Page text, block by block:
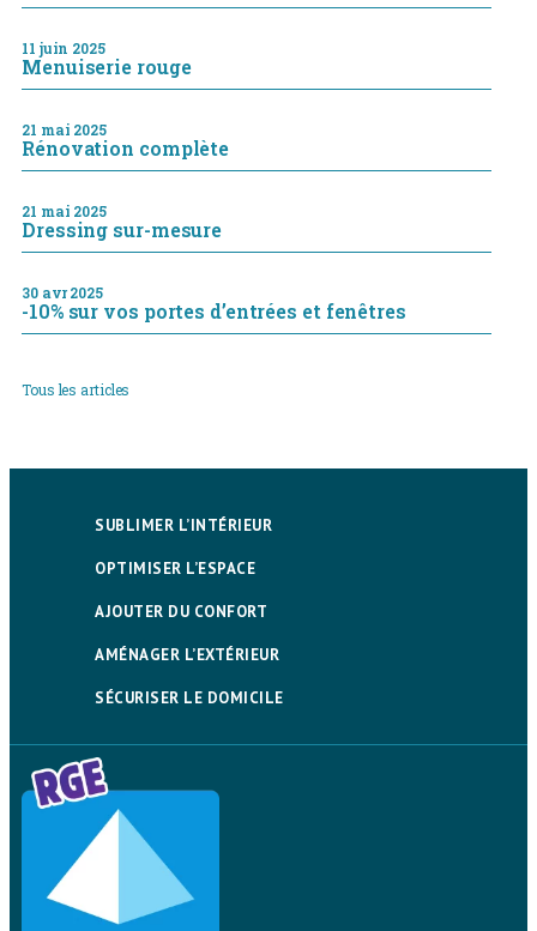
11 juin 2025
Menuiserie rouge
21 mai 2025
Rénovation complète
21 mai 2025
Dressing sur-mesure
30 avr 2025
-10% sur vos portes d’entrées et fenêtres
Tous les articles
SUBLIMER L’INTÉRIEUR
OPTIMISER L’ESPACE
AJOUTER DU CONFORT
AMÉNAGER L’EXTÉRIEUR
SÉCURISER LE DOMICILE